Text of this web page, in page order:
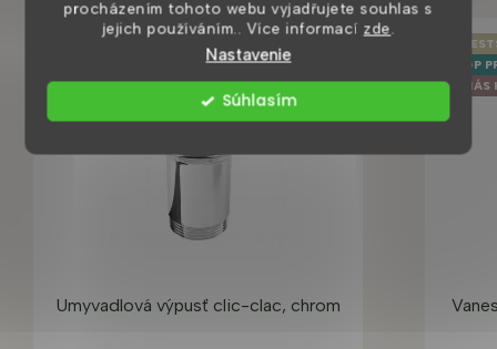
procházením tohoto webu vyjadřujete souhlas s
jejich používáním.. Více informací zde
Nastavenie
Súhlasím
Umyvadlová výpusť clic-clac, chrom
TOP
U